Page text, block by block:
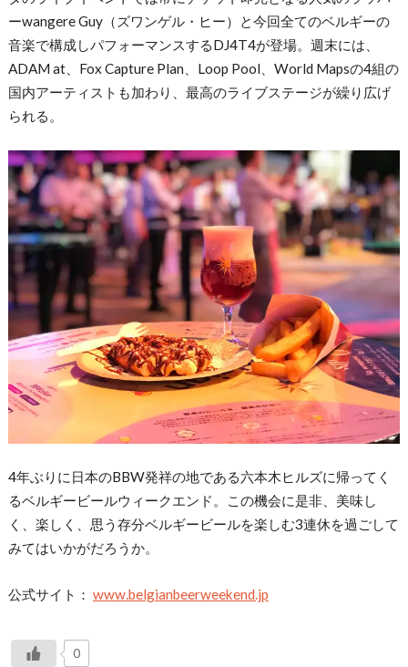
ーwangere Guy（ズワンゲル・ヒー）と今回全てのベルギーの
音楽で構成しパフォーマンスするDJ4T4が登場。週末には、
ADAM at、Fox Capture Plan、Loop Pool、World Mapsの4組の
国内アーティストも加わり、最高のライブステージが繰り広げ
られる。
4年ぶりに日本のBBW発祥の地である六本木ヒルズに帰ってく
るベルギービールウィークエンド。この機会に是非、美味し
く、楽しく、思う存分ベルギービールを楽しむ3連休を過ごして
みてはいかがだろうか。
公式サイト： www.belgianbeerweekend.jp
0